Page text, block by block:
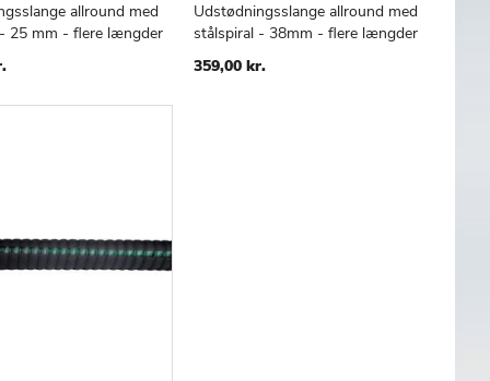
TILFØJ
TIL
SAMMENLIGN
allround med
25 mm - flere længder
Læg i kurv
TILFØJ
TIL
SAMMENLIGN
Udstødningsslange allround med
stålspiral - 38mm - flere længder
359,00 kr.